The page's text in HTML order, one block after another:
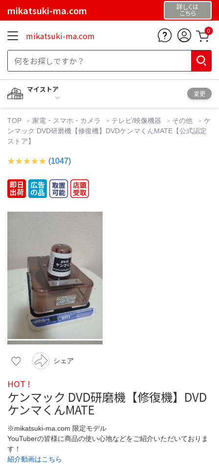
mikatsuki-ma.com 詳しくは
こちら
mikatsuki-ma.com 0
マイストア
変更
TOP 家電・スマホ・カメラ テレビ/映像機器 その他
ケ
ンマック DVD研磨機【修復機】DVDケンマくんMATE【公式認定
ストア】
(1047)
シェア
HOT !
ケンマック DVD研磨機【修復機】DVD
ケンマくんMATE
※mikatsuki-ma.com 限定モデル
YouTuberの皆様に商品の使い心地などをご紹介いただいておりま
す！
紹介動画はこちら